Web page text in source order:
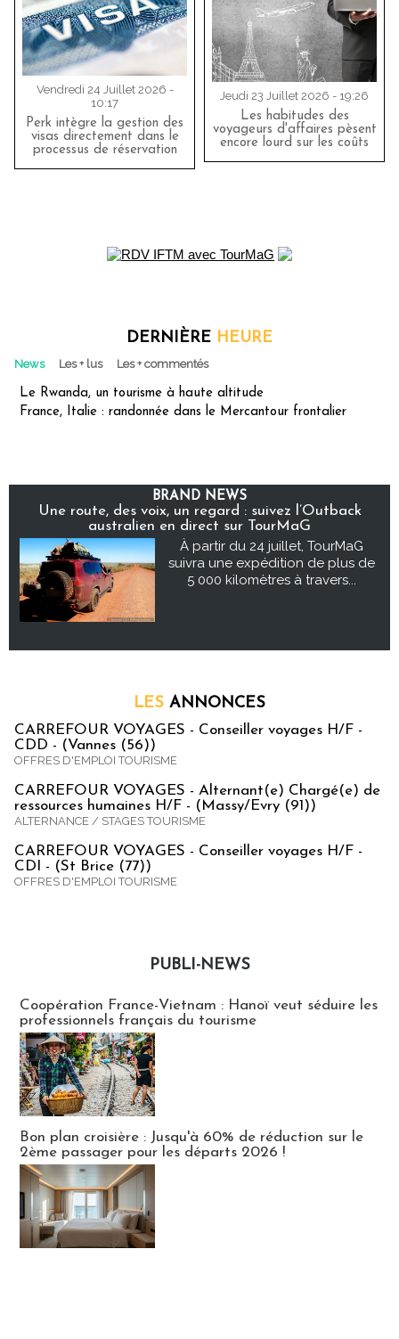
Vendredi 24 Juillet 2026 -
10:17
Perk intègre la gestion des
visas directement dans le
processus de réservation
Jeudi 23 Juillet 2026 - 19:26
Les habitudes des
voyageurs d'affaires pèsent
encore lourd sur les coûts
DERNIÈRE HEURE
News Les + lus Les + commentés
Le Rwanda, un tourisme à haute altitude
France, Italie : randonnée dans le Mercantour frontalier
BRAND NEWS
Une route, des voix, un regard : suivez l’Outback
australien en direct sur TourMaG
À partir du 24 juillet, TourMaG
suivra une expédition de plus de
5 000 kilomètres à travers...
LES ANNONCES
CARREFOUR VOYAGES - Conseiller voyages H/F -
CDD - (Vannes (56))
OFFRES D'EMPLOI TOURISME
CARREFOUR VOYAGES - Alternant(e) Chargé(e) de
ressources humaines H/F - (Massy/Evry (91))
ALTERNANCE / STAGES TOURISME
CARREFOUR VOYAGES - Conseiller voyages H/F -
CDI - (St Brice (77))
OFFRES D'EMPLOI TOURISME
PUBLI-NEWS
Coopération France-Vietnam : Hanoï veut séduire les
professionnels français du tourisme
Bon plan croisière : Jusqu'à 60% de réduction sur le
2ème passager pour les départs 2026 !